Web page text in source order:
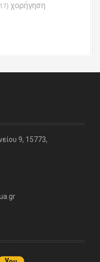
χορήγηση
9, 15773,
y